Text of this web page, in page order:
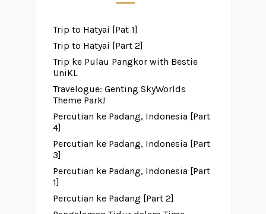
Trip to Hatyai [Pat 1]
Trip to Hatyai [Part 2]
Trip ke Pulau Pangkor with Bestie
UniKL
Travelogue: Genting SkyWorlds
Theme Park!
Percutian ke Padang, Indonesia [Part
4]
Percutian ke Padang, Indonesia [Part
3]
Percutian ke Padang, Indonesia [Part
1]
Percutian ke Padang [Part 2]